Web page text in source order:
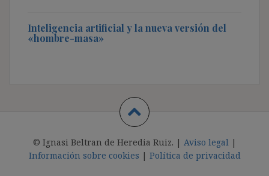
Inteligencia artificial y la nueva versión del
«hombre-masa»
© Ignasi Beltran de Heredia Ruiz. | Aviso legal |
Información sobre cookies | Política de privacidad